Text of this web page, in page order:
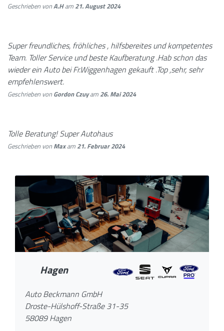
Geschrieben vonA.Ham 21. August 2024
Super freundliches, fröhliches , hilfsbereites und kompetentes
Team. Toller Service und beste Kaufberatung .Hab schon das
wieder ein Auto bei Fr.Wiggenhagen gekauft .Top ,sehr, sehr
empfehlenswert.
Geschrieben von Gordon Czuyam 26. Mai 2024
Tolle Beratung! Super Autohaus
Geschrieben von Maxam 21. Februar 2024
Hagen
Auto Beckmann GmbH
Droste-Hülshoff-Straße 31-35
58089 Hagen